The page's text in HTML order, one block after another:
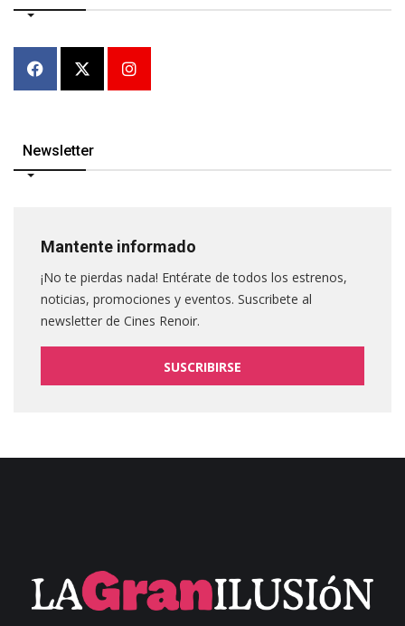
Newsletter
Mantente informado
¡No te pierdas nada! Entérate de todos los estrenos,
noticias, promociones y eventos. Suscribete al
newsletter de Cines Renoir.
SUSCRIBIRSE